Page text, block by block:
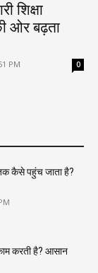
शिक्षा
ओर बढ़ता
PM 0
कैसे पहुंच जाता है?
करती है? आसान